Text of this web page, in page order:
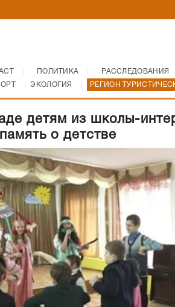
ПОЛИТИКА РАССЛЕДОВАНИЯ
ЭКОЛОГИЯ РЕГИОН
детям из школы-
о детстве